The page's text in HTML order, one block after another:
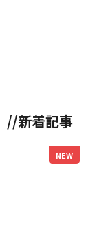
//新着記事
NEW